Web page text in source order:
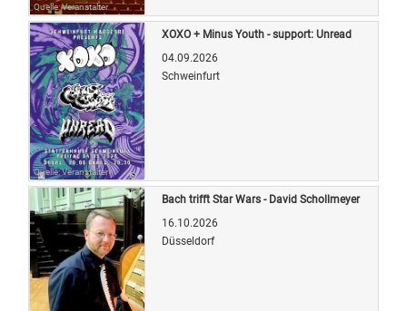
Quelle: Veranstalter
Quelle: Veranstalter
XOXO + Minus Youth - support: Unread
04.09.2026
Schweinfurt
Bach trifft Star Wars - David Schollmeyer
16.10.2026
Düsseldorf